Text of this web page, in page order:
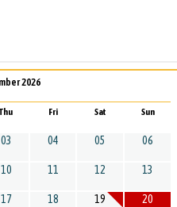
2026
Thu Fri Sat Sun
03 04 05 06
10 11 12 13
17 18 19 20